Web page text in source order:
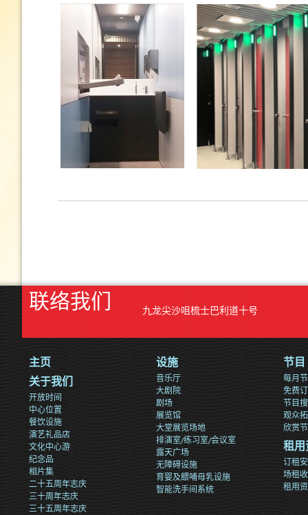
联络我们 九龙尖沙咀梳士巴利道十号
主页
关于我们
开放时间
中心位置
餐饮设施
演艺礼品店
文化中心游
纪念品
相片集
二十五周年志庆
三十周年志庆
三十五周年志庆
设施
音乐厅
大剧院
剧场
展览馆
大堂展览场地
排演室/练习室/会议室
露天广场
无障碍设施
育婴及餵哺母乳设施
智能洗手间系统
节目
每月
免费
节目
观众
欣赏
租用
订租
场租
租用